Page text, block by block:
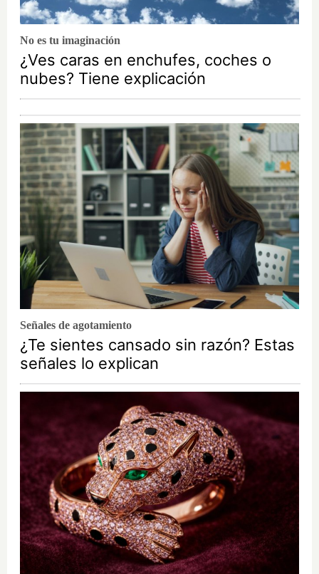
No es tu imaginación
¿Ves caras en enchufes, coches o
nubes? Tiene explicación
Señales de agotamiento
¿Te sientes cansado sin razón? Estas
señales lo explican